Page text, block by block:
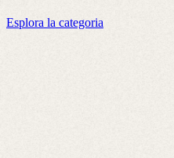
Esplora la categoria